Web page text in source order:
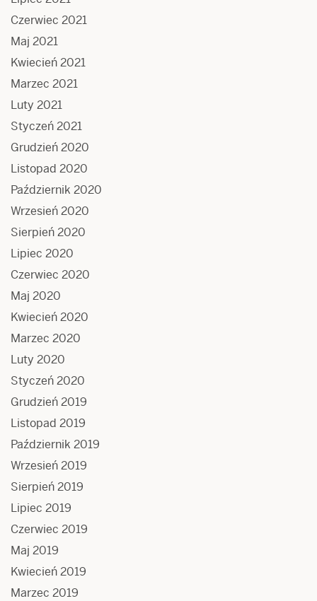
Czerwiec 2021
Maj 2021
Kwiecień 2021
Marzec 2021
Luty 2021
Styczeń 2021
Grudzień 2020
Listopad 2020
Październik 2020
Wrzesień 2020
Sierpień 2020
Lipiec 2020
Czerwiec 2020
Maj 2020
Kwiecień 2020
Marzec 2020
Luty 2020
Styczeń 2020
Grudzień 2019
Listopad 2019
Październik 2019
Wrzesień 2019
Sierpień 2019
Lipiec 2019
Czerwiec 2019
Maj 2019
Kwiecień 2019
Marzec 2019